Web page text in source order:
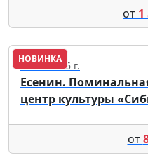
от 1
НОВИНКА
20.10.2026 г.
Есенин.
центр культуры
от